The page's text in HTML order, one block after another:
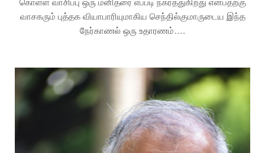
கொள்ள வாசிப்பு ஒரு மனிதரை எப்படி நகர்த்துகிறது என்பதற்கு
வாசகரும் புத்தக வியாபாரியுமாகிய செந்தில்குமாருடைய இந்த
நேர்காணல் ஒரு உதாரணம்….